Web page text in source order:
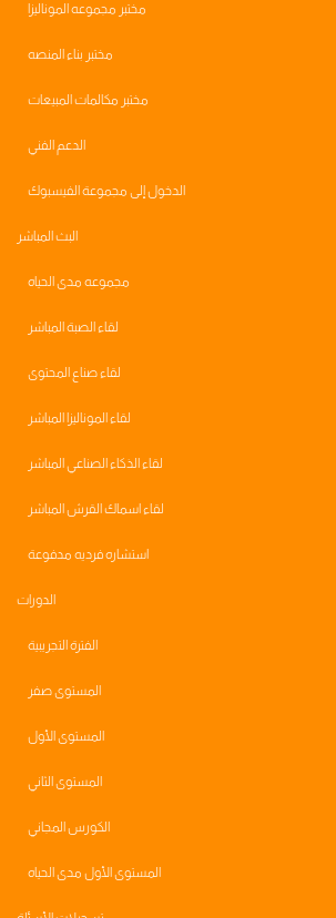
مختبر مجموعه الموناليزا
مختبر بناء المنصه
مختبر مكالمات المبيعات
الدعم الفني
الدخول إلى مجموعة الفيسبوك
البث المباشر
مجموعه مدى الحياه
لقاء الصبة المباشر
لقاء صناع المحتوى
لقاء الموناليزا المباشر
لقاء الذكاء الصناعي المباشر
لقاء اسماك القرش المباشر
استشاره فرديه مدفوعة
الدورات
الفترة التجريبية
المستوى صفر
المستوى الأول
المستوى الثاني
الكورس المجاني
المستوى الأول مدى الحياه